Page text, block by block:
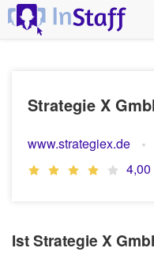
Strategie X
www.strategiex.de
4,00
Ist Strategie X